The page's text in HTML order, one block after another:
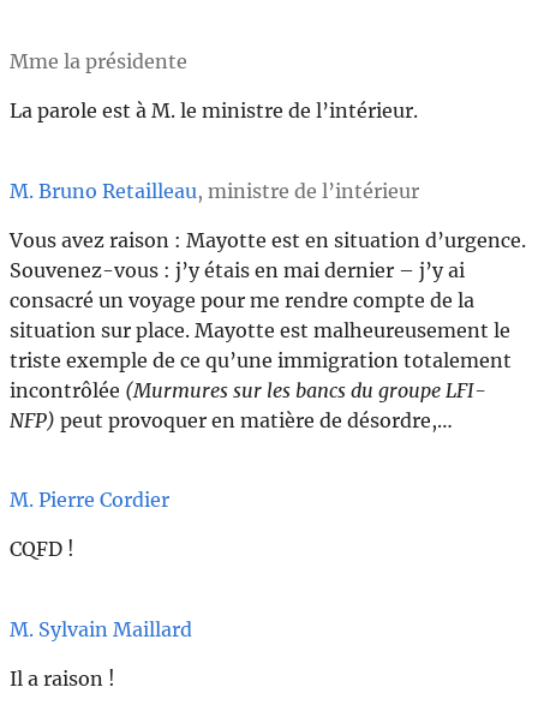
Mme la présidente
La parole est à M. le ministre de l’intérieur.
M. Bruno Retailleau, ministre de l’intérieur
Vous avez raison : Mayotte est en situation d’urgence.
Souvenez-vous : j’y étais en mai dernier – j’y ai
consacré un voyage pour me rendre compte de la
situation sur place. Mayotte est malheureusement le
triste exemple de ce qu’une immigration totalement
incontrôlée (Murmures sur les bancs du groupe LFI-
NFP) peut provoquer en matière de désordre,…
M. Pierre Cordier
CQFD !
M. Sylvain Maillard
Il a raison !